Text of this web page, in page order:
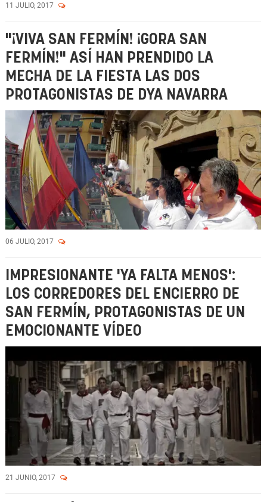
11 JULIO, 2017
"¡VIVA SAN FERMÍN! ¡GORA SAN
FERMÍN!" ASÍ HAN PRENDIDO LA
MECHA DE LA FIESTA LAS DOS
PROTAGONISTAS DE DYA NAVARRA
06 JULIO, 2017
IMPRESIONANTE 'YA FALTA MENOS':
LOS CORREDORES DEL ENCIERRO DE
SAN FERMÍN, PROTAGONISTAS DE UN
EMOCIONANTE VÍDEO
21 JUNIO, 2017